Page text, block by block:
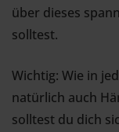
über dieses
solltest.
Wichtig: Wie in
natürlich auch
solltest du dich